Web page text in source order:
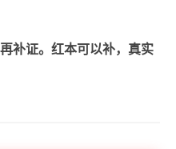
补证。红本可以补，真实